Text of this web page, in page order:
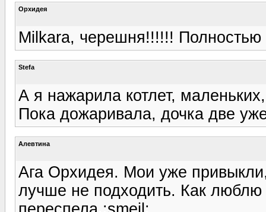
Орхидея
Milkara, черешня!!!!!! Полностью
Stefa
А я нажарила котлет,
Пока дожаривала, дочка две
Алевтина
Ага Орхидея. Мои уже
лучше не подходить. Как люблю